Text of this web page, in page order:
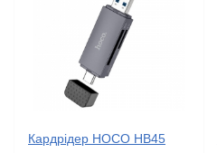
Кардрідер HOCO HB45